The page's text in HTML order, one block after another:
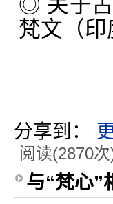
梵文（印
分享到：
阅读(2870次
与“梵心”